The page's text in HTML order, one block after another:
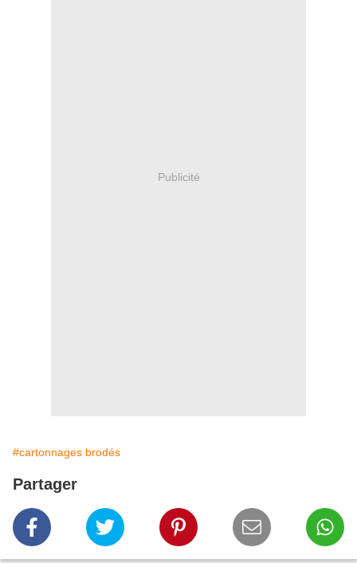
Publicité
#cartonnages brodés
Partager